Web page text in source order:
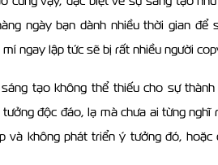
ngày bạn dành nhiều thời gian để
ngay lập tức sẽ bị rất nhiều người
tạo không thể thiếu cho sự
độc đáo, lạ mà chưa ai từng
và không phát triển ý tưởng đó,